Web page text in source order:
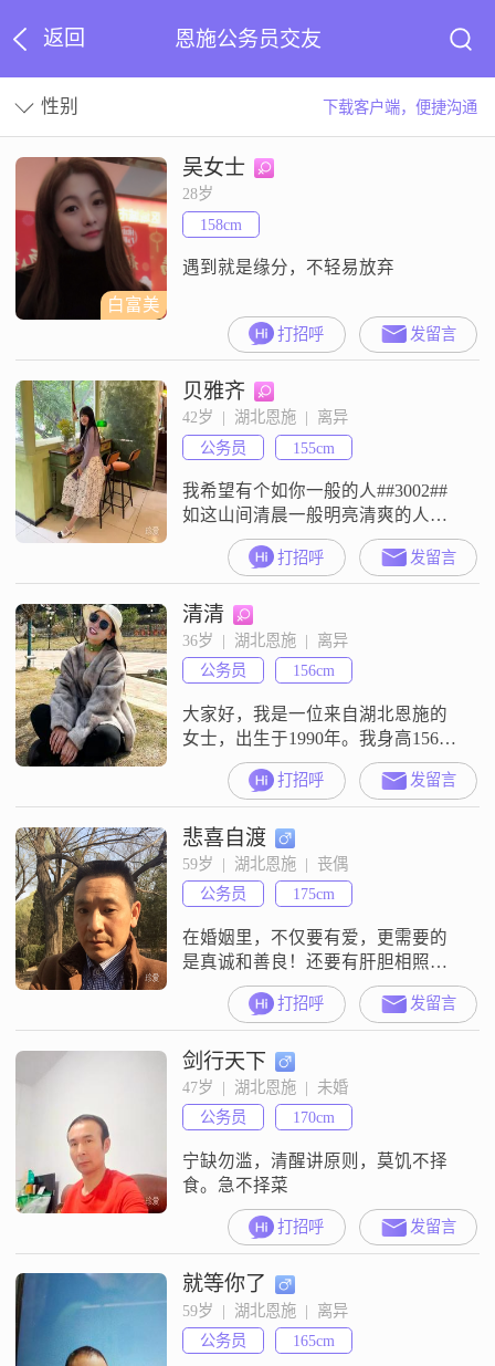
返回 恩施公务员交友
性别 下载客户端，便捷沟通
白富美
吴女士
28岁
158cm
遇到就是缘分，不轻易放弃
打招呼 发留言
贝雅齐
42岁  |  湖北恩施  |  离异
公务员
155cm
我希望有个如你一般的人##3002##
如这山间清晨一般明亮清爽的人，
如奔赴古城道路上阳光一般的人，
温暖而不炙热，覆盖我所有肌肤
##3002##由起点到夜晚，由山野到
书房，一切问题的答案都很简单
##3002##我希望有个如你一般的
人，贯彻未来，数遍生命的公路牌
##3002##
打招呼 发留言
清清
36岁  |  湖北恩施  |  离异
公务员
156cm
大家好，我是一位来自湖北恩施的
女士，出生于1990年。我身高156厘
米，月收入在5001到8000元之间，
拥有大专学历。在生活中，我一直
秉持着真诚可靠的原则，认为互相
尊重是建立良好关系的基础。我特
别注重安全感，希望与伴侣能够建
立一个稳定而温馨的家庭。我性格
随和，容易相处，喜欢与人交流。
在健康管理方面，我有一定的意
识，平
打招呼 发留言
悲喜自渡
59岁  |  湖北恩施  |  丧偶
公务员
175cm
在婚姻里，不仅要有爱，更需要的
是真诚和善良！还要有肝胆相照的
义气！不离不弃的默契和刻骨铭心
的爱！（最佳是属狗，羊，虎）
打招呼 发留言
剑行天下
47岁  |  湖北恩施  |  未婚
公务员
170cm
宁缺勿滥，清醒讲原则，莫饥不择
食。急不择菜
打招呼 发留言
就等你了
59岁  |  湖北恩施  |  离异
公务员
165cm